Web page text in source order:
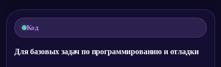
Код
Для базовых задач по программированию и отладки